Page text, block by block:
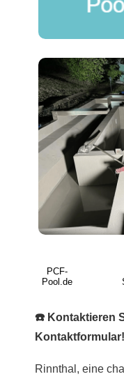
PCF-
Pool.de
☎️ Kontaktieren
Kontaktformular!
Rinnthal, eine